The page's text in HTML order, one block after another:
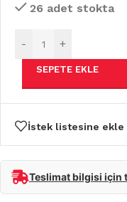
26 adet stokta
- +
SEPETE EKLE
İstek listesine ekle
Teslimat bilgisi için